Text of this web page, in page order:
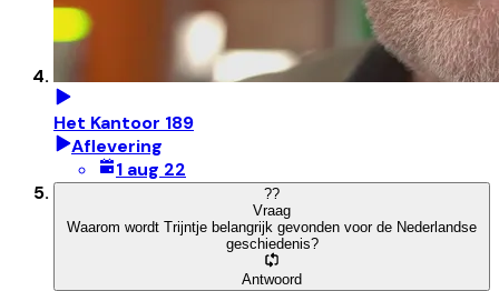
Het Kantoor 189
Aflevering
1 aug 22
??
Vraag
Waarom wordt Trijntje belangrijk gevonden voor de Nederlandse
geschiedenis?
Antwoord